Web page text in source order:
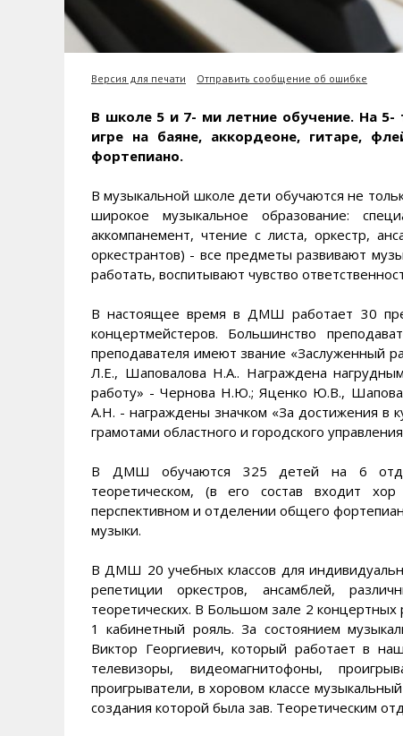
Версия для печати Отправить сообщение об ошибке
В школе 5 и 7- ми летние обучение. На
игре на баяне, аккордеоне, гитаре,
фортепиано.
В музыкальной школе дети обучаются не
широкое музыкальное образование:
аккомпанемент, чтение с листа, оркестр,
оркестрантов) - все предметы развивают
работать, воспитывают чувство
В настоящее время в ДМШ работает 30
концертмейстеров. Большинство
преподавателя имеют звание «Заслуженный
Л.Е., Шаповалова Н.А.. Награждена
работу» - Чернова Н.Ю.; Яценко Ю.В.,
А.Н. - награждены значком «За достижения в
грамотами областного и городского
В ДМШ обучаются 325 детей на 6
теоретическом, (в его состав входит
перспективном и отделении общего
музыки.
В ДМШ 20 учебных классов для
репетиции оркестров, ансамблей,
теоретических. В Большом зале 2 концертных
1 кабинетный рояль. За состоянием
Виктор Георгиевич, который работает в
телевизоры, видеомагнитофоны,
проигрыватели, в хоровом классе
создания которой была зав. Теоретическим